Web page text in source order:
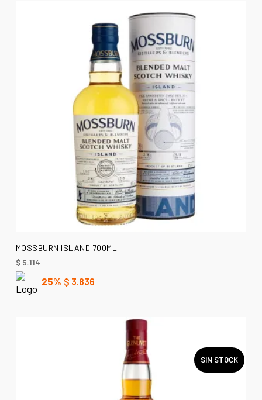
AÑADIR AL CARRITO
MOSSBURN ISLAND 700ML
$5.114
25% $ 3.836
SIN STOCK